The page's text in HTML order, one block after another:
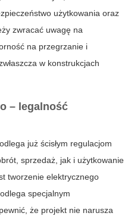
użytkowania oraz
zwracać uwagę na
na przegrzanie i
w konstrukcjach
– legalność
już ścisłym regulacjom
sprzedaż, jak i użytkowanie
tworzenie elektrycznego
specjalnym
że projekt nie narusza